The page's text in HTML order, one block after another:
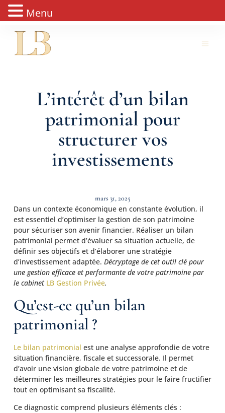
L’intérêt d’un bilan
patrimonial pour
structurer vos
investissements
mars 31, 2025
Dans un contexte économique en constante évolution, il
est essentiel d’optimiser la gestion de son patrimoine
pour sécuriser son avenir financier. Réaliser un bilan
patrimonial permet d’évaluer sa situation actuelle, de
définir ses objectifs et d’élaborer une stratégie
d’investissement adaptée. Décryptage de cet outil clé pour
une gestion efficace et performantede votre patrimoine par
le cabinet LB Gestion Privée.
Qu’est-ce qu’un bilan
patrimonial ?
Le bilan patrimonial est une analyse approfondie de votre
situation financière, fiscale et successorale. Il permet
d’avoir une vision globale de votre patrimoine et de
déterminer les meilleures stratégies pour le faire fructifier
tout en optimisant sa fiscalité.
Ce diagnostic comprend plusieurs éléments clés :
Menu